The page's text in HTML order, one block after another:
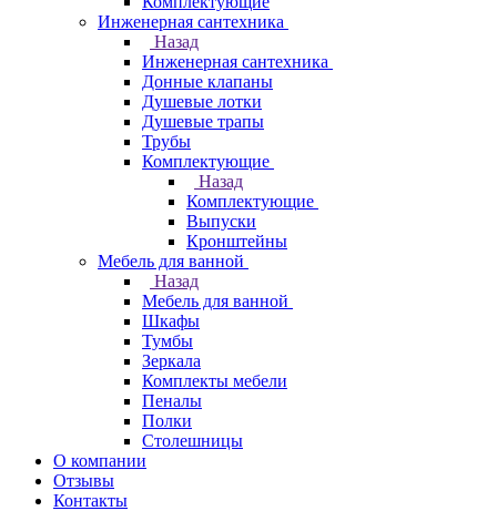
Инженерная сантехника
Назад
Инженерная сантехника
Донные клапаны
Душевые лотки
Душевые трапы
Трубы
Комплектующие
Назад
Комплектующие
Выпуски
Кронштейны
Мебель для ванной
Назад
Мебель для ванной
Шкафы
Тумбы
Зеркала
Комплекты мебели
Пеналы
Полки
Столешницы
О компании
Отзывы
Контакты